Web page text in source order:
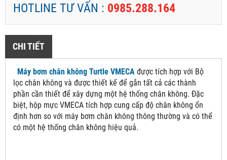
HOTLINE TƯ VẤN : 0985.288.164
CHI TIẾT
Máy bơm chân không Turtle VMECA được tích hợp với Bộ
lọc chân không và được thiết kế để gắn tất cả các thành
phần cần thiết để xây dựng một hệ thống chân không. Đặc
biệt, hộp mực VMECA tích hợp cung cấp độ chân không ổn
định hơn so với máy bơm chân không thông thường và có thể
có một hệ thống chân không hiệu quả.